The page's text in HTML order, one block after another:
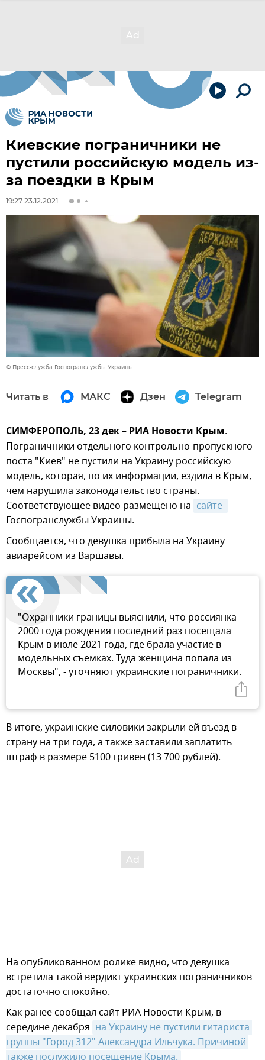
Киевские пограничники не
пустили российскую модель из-
за поездки в Крым
19:27 23.12.2021
© Пресс-служба Госпогранслужбы Украины
Читать в МАКС Дзен Telegram
СИМФЕРОПОЛЬ, 23 дек – РИА Новости Крым.
Пограничники отдельного контрольно-пропускного
поста "Киев" не пустили на Украину российскую
модель, которая, по их информации, ездила в Крым,
чем нарушила законодательство страны.
Соответствующее видео размещено на
Госпогранслужбы Украины.
Сообщается, что девушка прибыла на Украину
авиарейсом из Варшавы.
"Охранники границы выяснили, что россиянка
2000 года рождения последний раз посещала
Крым в июле 2021 года, где брала участие в
модельных съемках. Туда женщина попала из
Москвы", - уточняют украинские пограничники.
В итоге, украинские силовики закрыли ей въезд в
страну на три года, а также заставили заплатить
штраф в размере 5100 гривен (13 700 рублей).
На опубликованном ролике видно, что девушка
встретила такой вердикт украинских пограничников
достаточно спокойно.
Как ранее сообщал сайт РИА Новости Крым, в
середине декабря на Украину не пустили гитариста
группы "Город 312" Александра Ильчука. Причиной